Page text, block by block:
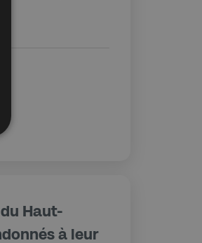
Haut-
à leur